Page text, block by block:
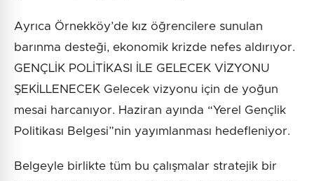
Ayrıca Örnekköy’de kız öğrencilere sunulan
barınma desteği, ekonomik krizde nefes aldırıyor.
GENÇLİK POLİTİKASI İLE GELECEK VİZYONU
ŞEKİLLENECEK Gelecek vizyonu için de yoğun
mesai harcanıyor. Haziran ayında “Yerel Gençlik
Politikası Belgesi”nin yayımlanması hedefleniyor.
Belgeyle birlikte tüm bu çalışmalar stratejik bir